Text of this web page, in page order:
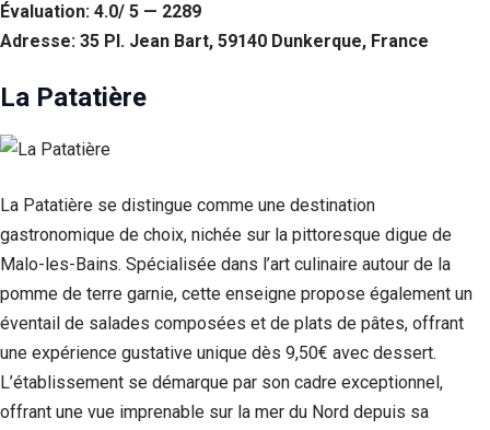
Évaluation: 4.0/ 5 — 2289
Adresse: 35 Pl. Jean Bart, 59140 Dunkerque, France
La Patatière
La Patatière se distingue comme une destination
gastronomique de choix, nichée sur la pittoresque digue de
Malo-les-Bains. Spécialisée dans l’art culinaire autour de la
pomme de terre garnie, cette enseigne propose également un
éventail de salades composées et de plats de pâtes, offrant
une expérience gustative unique dès 9,50€ avec dessert.
L’établissement se démarque par son cadre exceptionnel,
offrant une vue imprenable sur la mer du Nord depuis sa